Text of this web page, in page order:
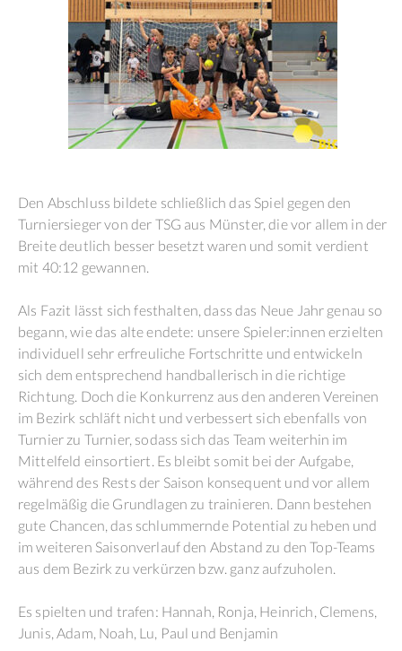
Den Abschluss bildete schließlich das Spiel gegen den
Turniersieger von der TSG aus Münster, die vor allem in der
Breite deutlich besser besetzt waren und somit verdient
mit 40:12 gewannen.
Als Fazit lässt sich festhalten, dass das Neue Jahr genau so
begann, wie das alte endete: unsere Spieler:innen erzielten
individuell sehr erfreuliche Fortschritte und entwickeln
sich dem entsprechend handballerisch in die richtige
Richtung. Doch die Konkurrenz aus den anderen Vereinen
im Bezirk schläft nicht und verbessert sich ebenfalls von
Turnier zu Turnier, sodass sich das Team weiterhin im
Mittelfeld einsortiert. Es bleibt somit bei der Aufgabe,
während des Rests der Saison konsequent und vor allem
regelmäßig die Grundlagen zu trainieren. Dann bestehen
gute Chancen, das schlummernde Potential zu heben und
im weiteren Saisonverlauf den Abstand zu den Top-Teams
aus dem Bezirk zu verkürzen bzw. ganz aufzuholen.
Es spielten und trafen: Hannah, Ronja, Heinrich, Clemens,
Junis, Adam, Noah, Lu, Paul und Benjamin